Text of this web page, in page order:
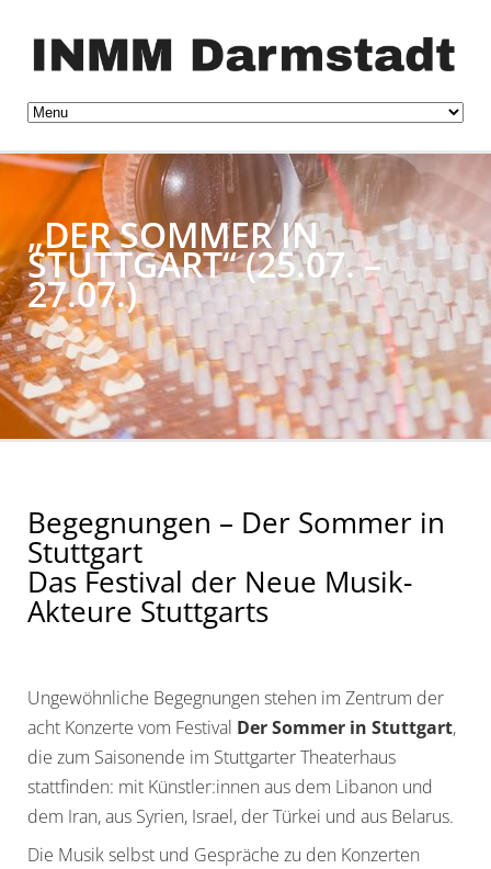
„DER SOMMER IN
STUTTGART“ (25.07. –
27.07.)
Begegnungen – Der Sommer in
Stuttgart
Das Festival der Neue Musik-
Akteure Stuttgarts
Ungewöhnliche Begegnungen stehen im Zentrum der
acht Konzerte vom Festival Der Sommer in Stuttgart,
die zum Saisonende im Stuttgarter Theaterhaus
stattfinden: mit Künstler:innen aus dem Libanon und
dem Iran, aus Syrien, Israel, der Türkei und aus Belarus.
Die Musik selbst und Gespräche zu den Konzerten